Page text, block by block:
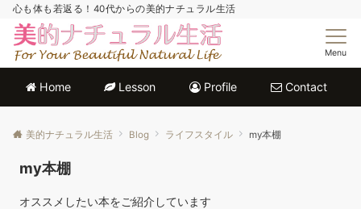
心も体も若返る！40代からの美的ナチュラル生活
Menu
Home Lesson Profile Contact
美的ナチュラル生活 Blog ライフスタイル my本棚
my本棚
オススメしたい本をご紹介しています